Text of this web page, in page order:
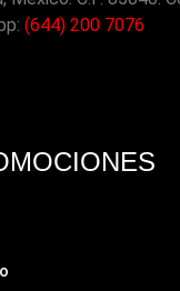
(644) 200 7076